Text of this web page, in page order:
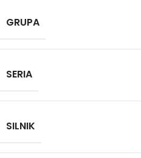
GRUPA
SERIA
SILNIK